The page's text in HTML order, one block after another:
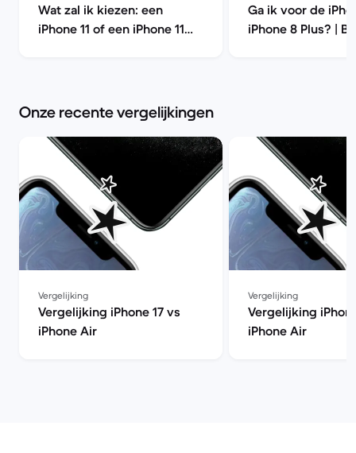
Wat zal ik kiezen: een
iPhone 11 of een iPhone 11
Ga ik voor de
iPhone 8 Plus? |
Onze recente vergelijkingen
Vergelijking
Vergelijking iPhone 17 vs
iPhone Air
Vergelijking
Vergelijking
iPhone Air